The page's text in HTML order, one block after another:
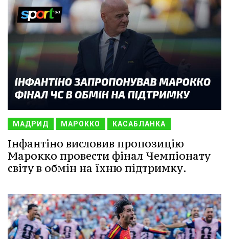
МАДРИД МАРОККО КАСАБЛАНКА
Інфантіно висловив пропозицію
Марокко провести фінал Чемпіонату
світу в обмін на їхню підтримку.